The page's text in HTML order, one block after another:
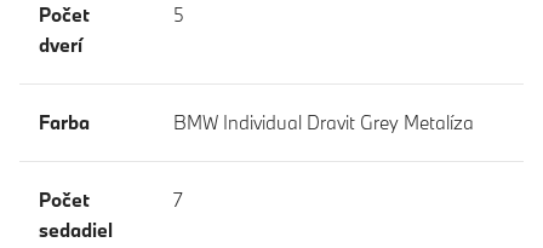
Počet
dverí
5
Farba BMW Individual Dravit Grey Metalíza
Počet
sedadiel
7